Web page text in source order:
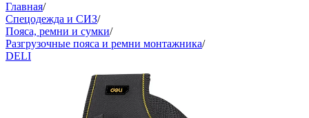
Главная/
Спецодежда и СИЗ/
Пояса, ремни и сумки/
Разгрузочные пояса и ремни монтажника/
DELI